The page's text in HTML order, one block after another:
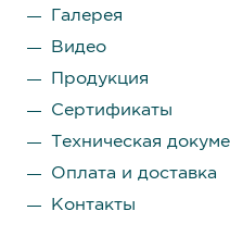
Галерея
Видео
Продукция
Сертификаты
Техническая
Оплата и доставка
Контакты